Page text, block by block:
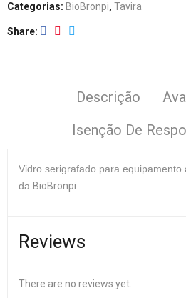
Categorias: BioBronpi, Tavira
Share
Descrição
Isenção De
Vidro serigrafado para equipamento
da BioBronpi
Reviews
There are no reviews yet.